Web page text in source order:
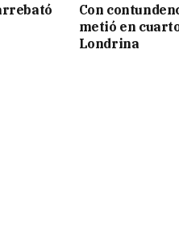
Con
metió en
Londrina